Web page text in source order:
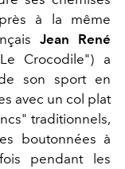
à la même
Jean René
Crocodile") a
son sport en
avec un col plat
traditionnels,
boutonnées à
pendant les